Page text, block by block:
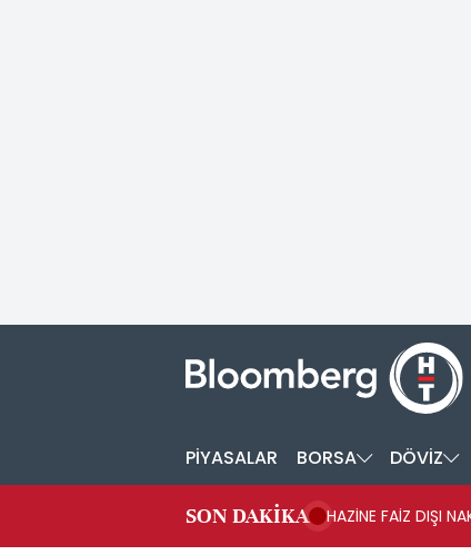
PİYASALAR BORSA DÖVİZ
SON DAKİKA HAZİNE FAİZ DIŞI